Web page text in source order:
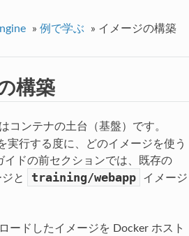
» 例で学ぶ » イメージの構築
構築
コンテナの土台（基盤）です。
実行する度に、どのイメージを使う
イドの前セクションでは、既存の
と training/webapp
イメージ
ードしたイメージを Docker ホスト